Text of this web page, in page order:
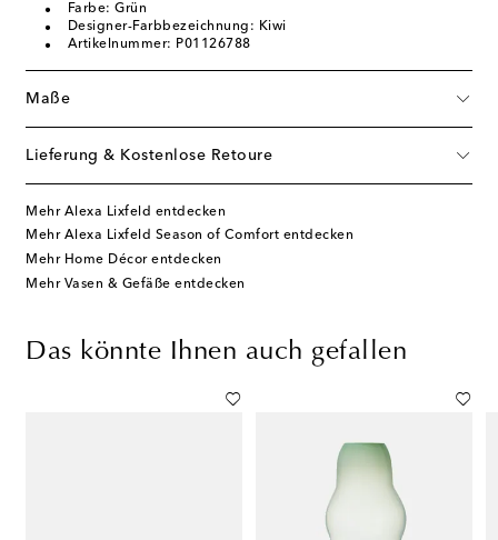
Farbe: Grün
Designer-Farbbezeichnung: Kiwi
Artikelnummer: P01126788
Maße
Lieferung & Kostenlose Retoure
Mehr Alexa Lixfeld entdecken
Mehr Alexa Lixfeld Season of Comfort entdecken
Mehr Home Décor entdecken
Mehr Vasen & Gefäße entdecken
Das könnte Ihnen auch gefallen